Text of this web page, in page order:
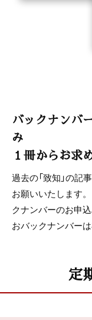
バックナンバ
み
１冊からお求
過去の「致知」の
お願いいたします
クナンバーのお申
おバックナンバー
定